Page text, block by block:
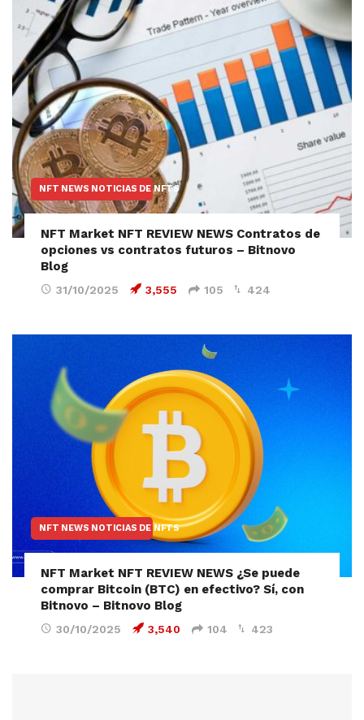
NFT NEWS NOTICIAS DE NFTS
NFT Market NFT REVIEW NEWS Contratos de
opciones vs contratos futuros – Bitnovo
Blog
31/10/2025 3,555 105 424
NFT NEWS NOTICIAS DE NFTS
NFT Market NFT REVIEW NEWS ¿Se puede
comprar Bitcoin (BTC) en efectivo? Sí, con
Bitnovo – Bitnovo Blog
30/10/2025 3,540 104 423